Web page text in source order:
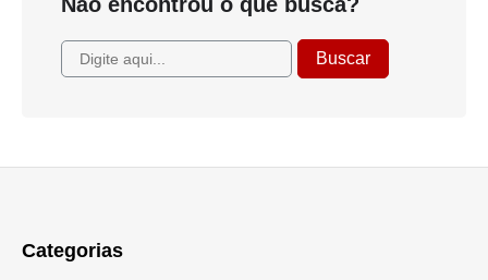
Não encontrou o que busca?
Categorias